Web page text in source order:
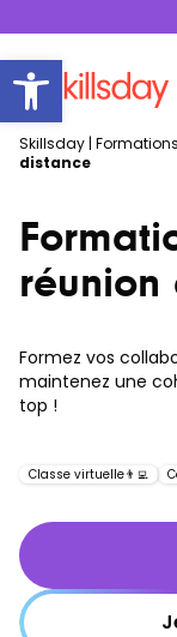
Skillsday | Formations
distance
Formez vos
maintenez une
top !
Classe virtuelle👨‍💻
Open toolbar